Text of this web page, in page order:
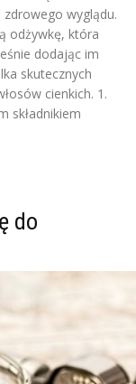
wyglądu.
odżywkę, która
dodając im
skutecznych
cienkich. 1.
składnikiem
do